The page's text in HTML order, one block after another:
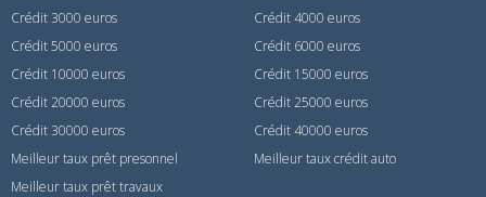
Crédit 3000 euros
Crédit 4000 euros
Crédit 5000 euros
Crédit 6000 euros
Crédit 10000 euros
Crédit 15000 euros
Crédit 20000 euros
Crédit 25000 euros
Crédit 30000 euros
Crédit 40000 euros
Meilleur taux prêt presonnel
Meilleur taux crédit auto
Meilleur taux prêt travaux